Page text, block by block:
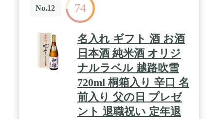
No.12 74
名入れ ギフト 酒 お酒
日本酒 純米酒 オリジ
ナルラベル 越路吹雪
720ml 桐箱入り 辛口 名
前入り 父の日 プレゼ
ント 退職祝い 定年退